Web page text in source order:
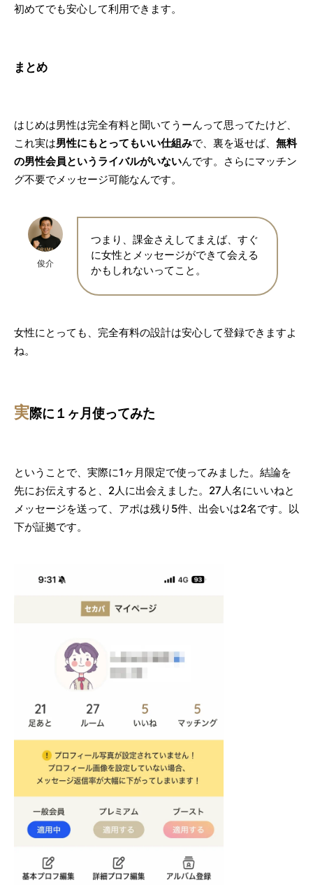
初めてでも安心して利用できます。
まとめ
はじめは男性は完全有料と聞いてうーんって思ってたけど、
これ実は男性にもとってもいい仕組みで、裏を返せば、 無料
の男性会員というライバルがいないんです。さらにマッチン
グ不要でメッセージ可能なんです。
俊介
つまり、課金さえしてまえば、すぐ
に女性とメッセージができて会える
かもしれないってこと。
女性にとっても、完全有料の設計は安心して登録できますよ
ね。
実際に１ヶ月使ってみた
ということで、実際に1ヶ月限定で使ってみました。結論を
先にお伝えすると、2人に出会えました。27人名にいいねと
メッセージを送って、アポは残り5件、出会いは2名です。以
下が証拠です。